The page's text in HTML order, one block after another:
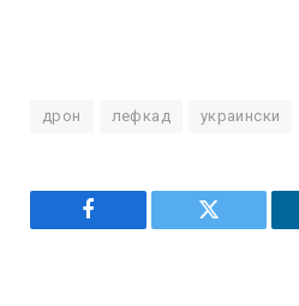
дрон лефкад украински
Facebook Twitter